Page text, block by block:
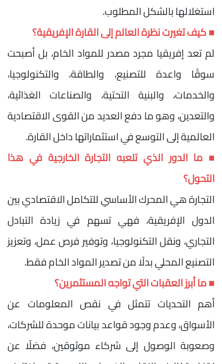
استغلالها بالشكل المطلوب.
■ كيف تغيرت نظرة العالم إلى القارة الإفريقية؟
لم تعد إفريقيا مجرد مصدر للمواد الخام، بل أصبحت
سوقًا واعدة للتصنيع، والطاقة، والتكنولوجيا،
والخدمات، والبنية التحتية، والصناعات الغذائية،
والتعدين، وهو ما دفع العديد من القوى الاقتصادية
العالمية إلى التوسع في استثماراتها داخل القارة.
■ ما الدور الذي تلعبه التجارة الخارجية في هذا
التحول؟
التجارة هي المحرك الأساسي للتكامل الاقتصادي بين
الدول الإفريقية، فهي تسهم في زيادة التبادل
التجاري، ونقل التكنولوجيا، وتوفير فرص عمل، وتعزيز
التصنيع المحلي بدلًا من تصدير المواد الخام فقط.
■ ما أبرز العقبات التي تواجه المستثمرين؟
أهم التحديات تتمثل في نقص المعلومات عن
الأسواق، وعدم وجود قواعد بيانات موحدة للشركات،
وصعوبة الوصول إلى شركاء موثوقين، فضلًا عن